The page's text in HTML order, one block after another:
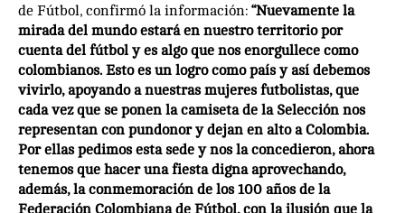
de Fútbol, confirmó la información: “Nuevamente la
mirada del mundo estará en nuestro territorio por
cuenta del fútbol y es algo que nos enorgullece como
colombianos. Esto es un logro como país y así debemos
vivirlo, apoyando a nuestras mujeres futbolistas, que
cada vez que se ponen la camiseta de la Selección nos
representan con pundonor y dejan en alto a Colombia.
Por ellas pedimos esta sede y nos la concedieron, ahora
tenemos que hacer una fiesta digna aprovechando,
además, la conmemoración de los 100 años de la
Federación Colombiana de Fútbol, con la ilusión que la